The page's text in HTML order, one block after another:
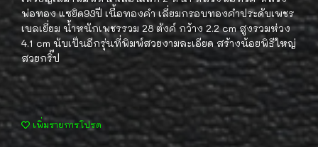
พ่อทอง แซยิด93ปี เนื้อทองคำ เลี่ยมกรอบทองคำประดับเพชร
เบลเยี่ยม น้ำหนักเพชรรวม 28 ตังค์ กว้าง 2.2 cm สูงรวมห่วง
4.1 cm นับเป็นอีกรุ่นที่พิมพ์สวยงามละเอียด สร้างน้อยพิธีใหญ่
สวยกริ๊ป
เพิ่มรายการโปรด